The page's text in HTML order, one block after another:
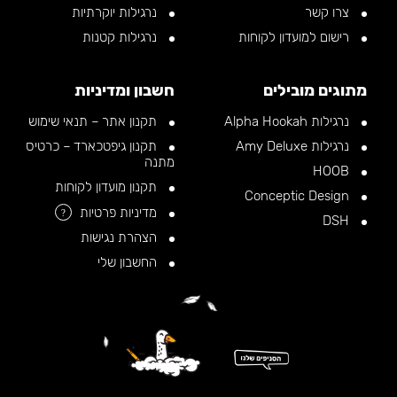
צרו קשר
רישום למועדון לקוחות
נרגילות יוקרתיות
נרגילות קטנות
מתוגים מובילים
נרגילות Alpha Hookah
נרגילות Amy Deluxe
חשבון ומדיניות
תקנון אתר – תנאי שימוש
תקנון גיפטכארד – כרטיס
מתנה
תקנון מועדון לקוחות
מדיניות פרטיות
?
הצהרת נגישות
החשבון שלי